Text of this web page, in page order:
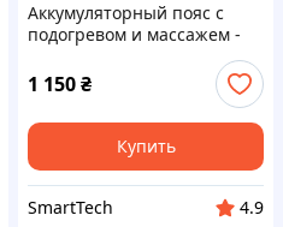
Аккумуляторный пояс с
подогревом и массажем -
менструальная грелка для
живота и поясницы, 3
режима нагрева и
вибрации
1 150₴
Купить
SmartTech
4.9